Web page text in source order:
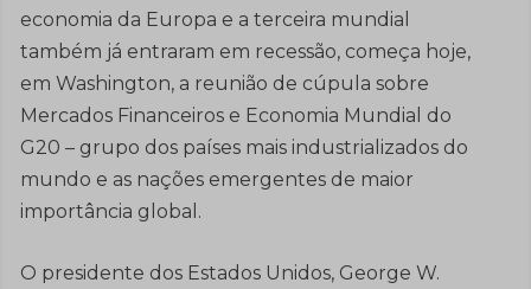
economia da Europa e a terceira mundial
também já entraram em recessão, começa hoje,
em Washington, a reunião de cúpula sobre
Mercados Financeiros e Economia Mundial do
G20 – grupo dos países mais industrializados do
mundo e as nações emergentes de maior
importância global.
O presidente dos Estados Unidos, George W.